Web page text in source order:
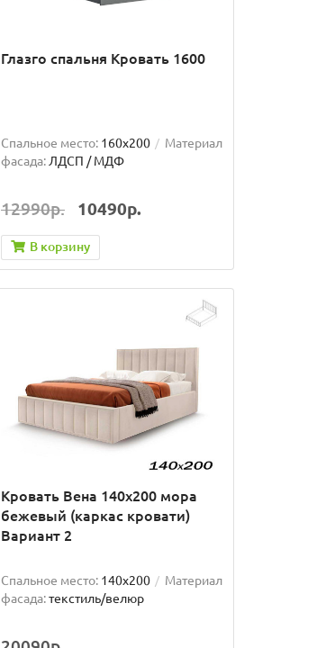
Глазго спальня Кровать 1600
Спальное место: 160x200
Материал
фасада:ЛДСП / МДФ
12990р. 10490р.
В корзину
Кровать Вена 140х200 мора
бежевый (каркас кровати)
Вариант 2
Спальное место: 140x200
Материал
фасада:текстиль/велюр